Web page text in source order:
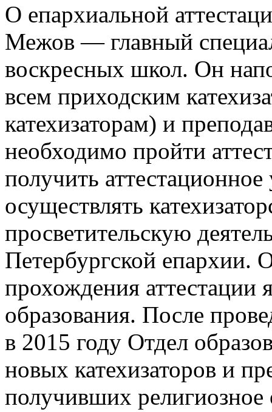
О епархиальной
Межов — главный
воскресных школ. Он
всем приходским
катехизаторам) и
необходимо пройти
получить
осуществлять
просветительскую
Петербургской епархии.
прохождения аттестации
образования. После
в 2015 году Отдел
новых катехизаторов и
получивших религиозное